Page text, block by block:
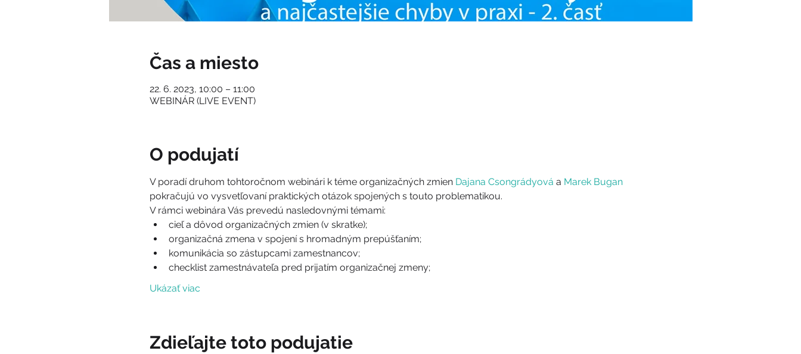
Čas a miesto
22. 6. 2023, 10:00 – 11:00
WEBINÁR (LIVE EVENT)
O podujatí
V poradí druhom tohtoročnom webinári k téme organizačných zmien Dajana Csongrádyová a Marek Bugan
pokračujú vo vysvetľovaní praktických otázok spojených s touto problematikou.
V rámci webinára Vás prevedú nasledovnými témami:
cieľ a dôvod organizačných zmien (v skratke);
organizačná zmena v spojení s hromadným prepúšťaním;
komunikácia so zástupcami zamestnancov;
checklist zamestnávateľa pred prijatím organizačnej zmeny;
Ukázať viac
Zdieľajte toto podujatie